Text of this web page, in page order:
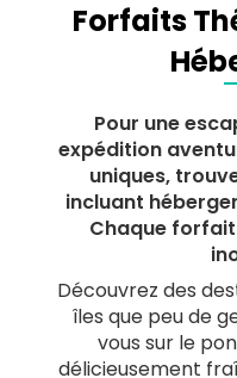
Forfaits
Pour une
expédition
uniques,
incluant
Chaque
Découvrez des
îles que peu de
vous sur le
délicieusement